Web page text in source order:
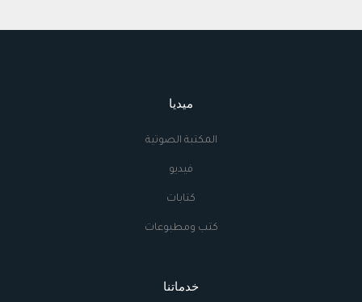
ميديا
المكتبة الصوتية
فيديو
كتابات
كتب ومطبوعات
خدماتنا